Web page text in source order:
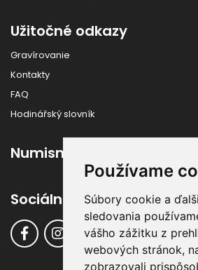
Používame
Súbory cookie a
sledovania
vášho zážitku z
webových stránok,
zobrazovali
Užitočné odkazy
Gravírovanie
Kontakty
FAQ
Hodinářský slovník
Numismatika
Sociálne siete